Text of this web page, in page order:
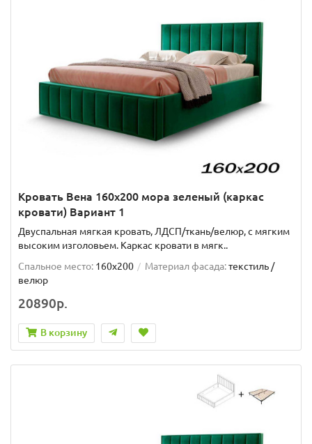
Кровать Вена 160х200 мора зеленый (каркас
кровати) Вариант 1
Двуспальная мягкая кровать, ЛДСП/ткань/велюр, с мягким
высоким изголовьем. Каркас кровати в мягк..
Спальное место: 160x200 Материал фасада:текстиль /
велюр
20890р.
В корзину